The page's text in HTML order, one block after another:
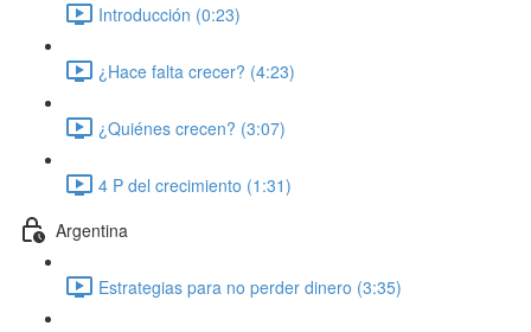
Introducción (0:23)
¿Hace falta crecer? (4:23)
¿Quiénes crecen? (3:07)
4 P del crecimiento (1:31)
Argentina
Estrategias para no perder dinero (3:35)